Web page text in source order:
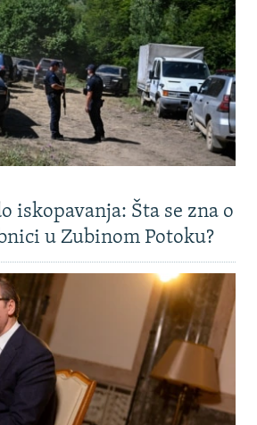
iskopavanja: Šta se zna o
u Zubinom Potoku?